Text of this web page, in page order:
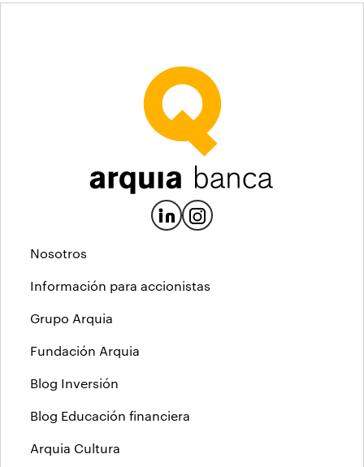
Nosotros
Información para accionistas
Grupo Arquia
Fundación Arquia
Blog Inversión
Blog Educación financiera
Arquia Cultura